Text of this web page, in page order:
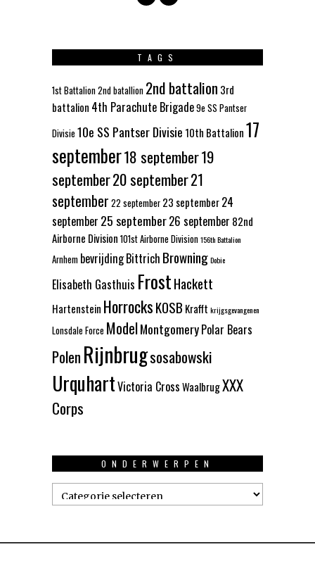
TAGS
1st Battalion2nd batallion 2nd battalion 3rd
battalion 4th Parachute Brigade9e SS Pantser
Divisie 10e SS Pantser Divisie 10th Battalion17
september18 september19
september20 september21
september 22 september 23 september24
september 25 september26 september 82nd
Airborne Division 101st Airborne Division156th Battalion
Arnhem bevrijdingBittrich BrowningDobie
Elisabeth Gasthuis FrostHackett
Hartenstein HorrocksKOSB Krafft krijgsgevangenen
Lonsdale Force ModelMontgomeryPolar Bears
PolenRijnbrugsosabowski
UrquhartVictoria CrossWaalbrugXXX
Corps
ONDERWERPEN
Onderwerpen